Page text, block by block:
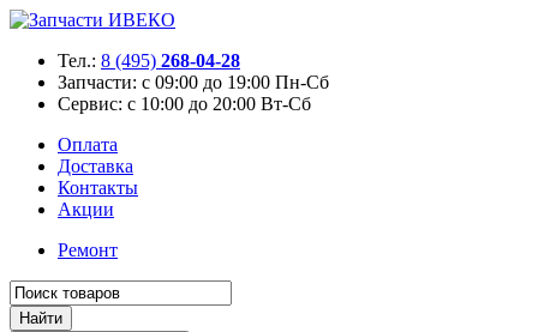
Тел.: 8 (495) 268-04-28
Запчасти: с 09:00 до 19:00 Пн-Сб
Сервис: с 10:00 до 20:00 Вт-Сб
Оплата
Доставка
Контакты
Акции
Ремонт